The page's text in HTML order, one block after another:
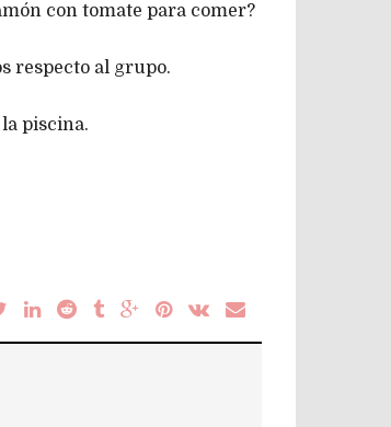
con tomate para comer?
respecto al grupo.
piscina.